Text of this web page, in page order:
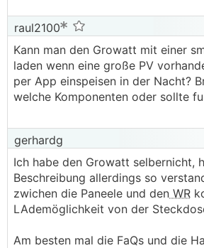
raul2100
Kann man den Growatt mit einer
laden wenn eine große PV
per App einspeisen in der Nacht?
welche Komponenten oder sollte
gerhardg
Ich habe den Growatt selbernicht,
Beschreibung allerdings so
zwichen die Paneele und den WR
LAdemöglichkeit von der
Am besten mal die FaQs und die